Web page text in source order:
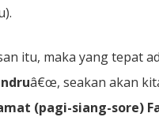
itu, maka yang tepat
â€œ, seakan akan
(pagi-siang-sore)